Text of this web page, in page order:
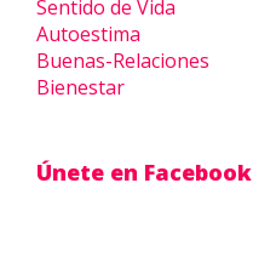
Sentido de Vida
Autoestima
Buenas-Relaciones
Bienestar
Únete en Facebook